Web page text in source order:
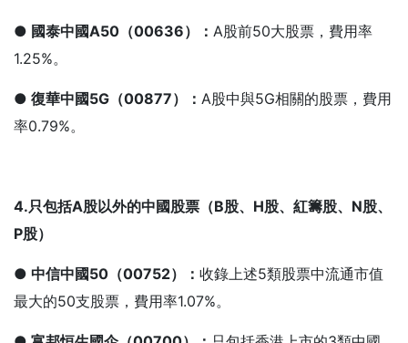
● 國泰中國A50 （00636）： A股前50大股票，費用率
1.25%。
● 復華中國5G （00877）： A股中與5G相關的股票，費用
率0.79%。
4.只包括A股以外的中國股票（B股、H股、紅籌股、N股、
P股）
● 中信中國50 （00752）： 收錄上述5類股票中流通市值
最大的50支股票，費用率1.07%。